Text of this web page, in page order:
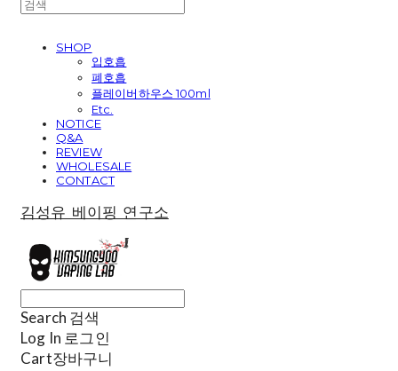
SHOP
입호흡
폐호흡
플레이버하우스 100ml
Etc.
NOTICE
Q&A
REVIEW
WHOLESALE
CONTACT
김성유 베이핑 연구소
Search 검색
Log In 로그인
Cart장바구니